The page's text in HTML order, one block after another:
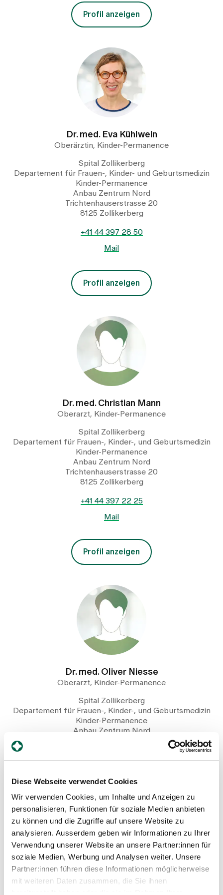
Diese Webseite verwendet Cookies
Wir verwenden Cookies, um Inhalte und Anzeigen zu
personalisieren, Funktionen für soziale Medien anbieten
zu können und die Zugriffe auf unsere Website zu
analysieren. Ausserdem geben wir Informationen zu Ihrer
Verwendung unserer Website an unsere Partner:innen für
soziale Medien, Werbung und Analysen weiter. Unsere
Partner:innen führen diese Informationen möglicherweise
mit weiteren Daten zusammen, die Sie ihnen
Profil anzeigen
Dr. med. Eva Kühlwein
Oberärztin, Kinder-Permanence
Spital Zollikerberg
Departement für Frauen-, Kinder- und Geburtsmedizin
Kinder-Permanence
Anbau Zentrum Nord
Trichtenhauserstrasse 20
8125 Zollikerberg
+41 44 397 28 50
Mail
Profil anzeigen
Dr. med. Christian Mann
Oberarzt, Kinder-Permanence
Spital Zollikerberg
Departement für Frauen-, Kinder-, und Geburtsmedizin
Kinder-Permanence
Anbau Zentrum Nord
Trichtenhauserstrasse 20
8125 Zollikerberg
+41 44 397 22 25
Mail
Profil anzeigen
Dr. med. Oliver Niesse
Oberarzt, Kinder-Permanence
Spital Zollikerberg
Departement für Frauen-, Kinder-, und Geburtsmedizin
Kinder-Permanence
Anbau Zentrum Nord
Mail
Profil anzeigen